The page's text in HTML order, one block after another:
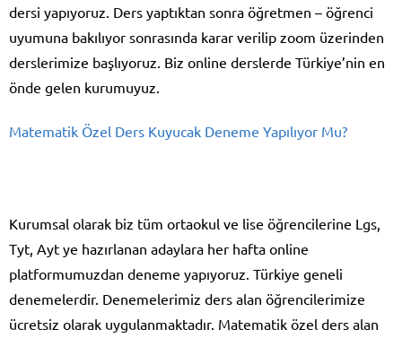
dersi yapıyoruz. Ders yaptıktan sonra öğretmen – öğrenci
uyumuna bakılıyor sonrasında karar verilip zoom üzerinden
derslerimize başlıyoruz. Biz online derslerde Türkiye’nin en
önde gelen kurumuyuz.
Matematik Özel Ders Kuyucak Deneme Yapılıyor Mu?
Kurumsal olarak biz tüm ortaokul ve lise öğrencilerine Lgs,
Tyt, Ayt ye hazırlanan adaylara her hafta online
platformumuzdan deneme yapıyoruz. Türkiye geneli
denemelerdir. Denemelerimiz ders alan öğrencilerimize
ücretsiz olarak uygulanmaktadır. Matematik özel ders alan